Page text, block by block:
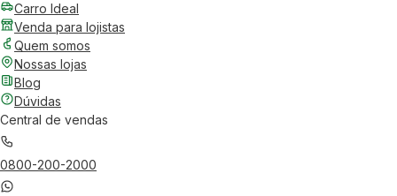
Carro Ideal
Venda para lojistas
Quem somos
Nossas lojas
Blog
Dúvidas
Central de vendas
0800-200-2000